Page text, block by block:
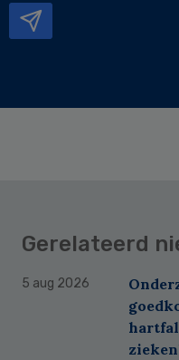
Gerelateerd
5 aug 2026